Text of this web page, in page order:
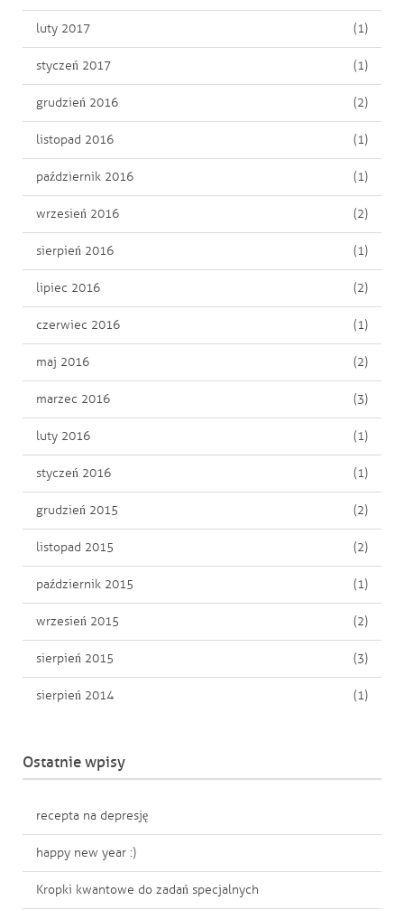
luty 2017 (1)
styczeń 2017 (1)
grudzień 2016 (2)
listopad 2016 (1)
październik 2016 (1)
wrzesień 2016 (2)
sierpień 2016 (1)
lipiec 2016 (2)
czerwiec 2016 (1)
maj 2016 (2)
marzec 2016 (3)
luty 2016 (1)
styczeń 2016 (1)
grudzień 2015 (2)
listopad 2015 (2)
październik 2015 (1)
wrzesień 2015 (2)
sierpień 2015 (3)
sierpień 2014 (1)
Ostatnie wpisy
recepta na depresję
happy new year :)
Kropki kwantowe do zadań specjalnych